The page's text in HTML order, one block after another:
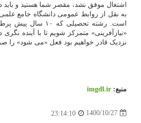
اشتغال موفق نشد، مقصر شما هستید و باید
به نقل از روابط عمومی دانشگاه جامع
است. رشته
«نیازآفرینی» متمرکز شویم تا با آینده
نزدیک قادر خواهیم بود فعل «می شود» را
منبع: imgdl.ir
1400/10/27
23:14:10